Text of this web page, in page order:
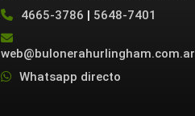
4665-3786 | 5648-7401
web@bulonerahurlingham.com.ar
Whatsapp directo